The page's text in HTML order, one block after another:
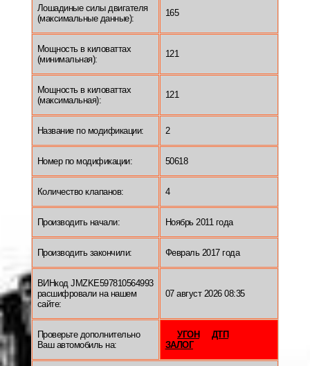
Лошадиные силы двигателя
(максимальные данные):
165
Мощность в киловаттах
(минимальная):
121
Мощность в киловаттах
(максимальная):
121
Название по модификации: 2
Номер по модификации: 50618
Количество клапанов: 4
Производить начали: Ноябрь 2011 года
Производить закончили: Февраль 2017 года
ВИНкод JMZKE597810564993
расшифровали на нашем
сайте:
07 август 2026 08:35
Проверьте дополнительно
Ваш автомобиль на:
УГОН
ДТП
ЗАЛОГ